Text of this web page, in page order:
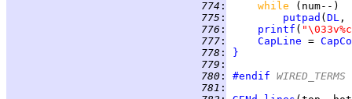
774 : while
775 : putpad ( DL ,
776 : printf (
777 : CapLine =
778 :
}
779 :
780 : #endif WIRED_TERMS
781 :